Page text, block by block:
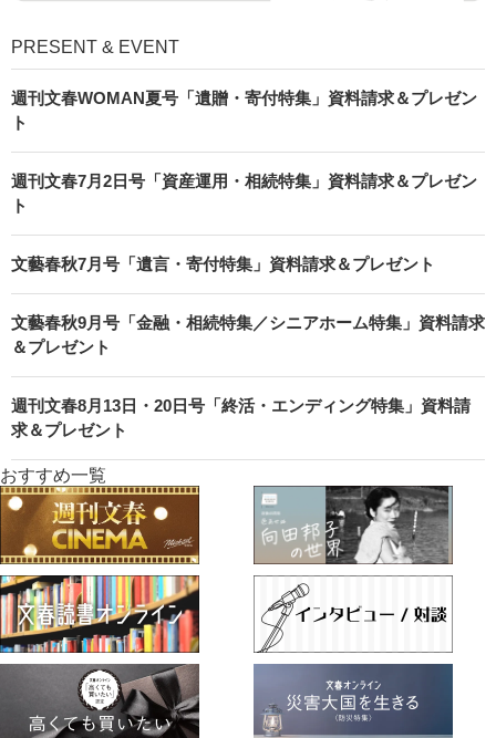
PRESENT & EVENT
週刊文春WOMAN夏号「遺贈・寄付特集」資料請求＆プレゼン
ト
週刊文春7月2日号「資産運用・相続特集」資料請求＆プレゼン
ト
文藝春秋7月号「遺言・寄付特集」資料請求＆プレゼント
文藝春秋9月号「金融・相続特集／シニアホーム特集」資料請求
＆プレゼント
週刊文春8月13日・20日号「終活・エンディング特集」資料請
求＆プレゼント
おすすめ一覧